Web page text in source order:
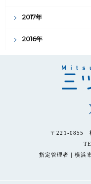
2017年
2016年
〒221-0855
指定管理者｜横浜